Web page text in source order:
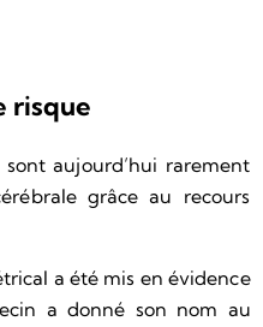
risque
aujourd’hui rarement
grâce au recours
a été mis en évidence
a donné son nom au